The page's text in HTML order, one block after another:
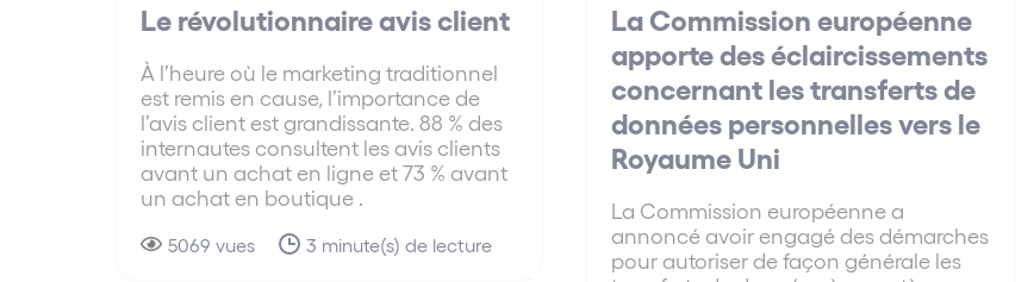
Le révolutionnaire avis client
À l’heure où le marketing traditionnel
est remis en cause, l’importance de
l’avis client est grandissante. 88 % des
internautes consultent les avis clients
avant un achat en ligne et 73 % avant
un achat en boutique .
5069 vues 3 minute(s) de lecture
La Commission européenne
apporte des éclaircissements
concernant les transferts de
données personnelles vers le
Royaume Uni
La Commission européenne a
annoncé avoir engagé des démarches
pour autoriser de façon générale les